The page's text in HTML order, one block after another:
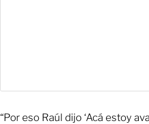
“Por eso Raúl dijo ‘Acá estoy